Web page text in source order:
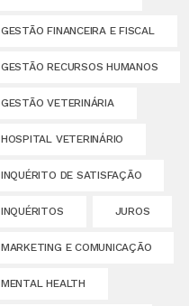
GESTÃO FINANCEIRA E FISCAL
GESTÃO RECURSOS HUMANOS
GESTÃO VETERINÁRIA
HOSPITAL VETERINÁRIO
INQUÉRITO DE SATISFAÇÃO
INQUÉRITOS JUROS
MARKETING E COMUNICAÇÃO
MENTAL HEALTH